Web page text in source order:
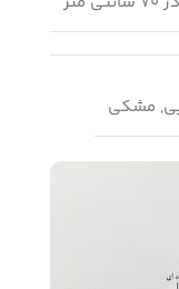
مشکی